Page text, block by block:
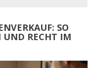
SO
UND RECHT IM